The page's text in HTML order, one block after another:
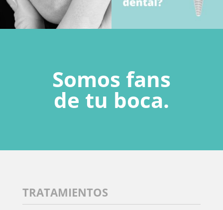
Somos fans
de tu boca.
TRATAMIENTOS